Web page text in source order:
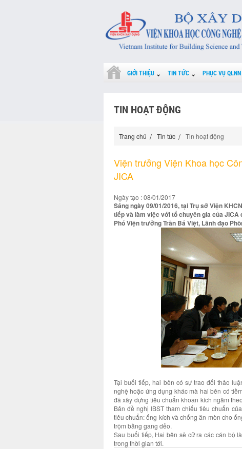
GIỚI THIỆU TIN TỨC PHỤC VỤ QLNN
TIN HOẠT ĐỘNG
Trang chủ Tin tức Tin hoạt động
Viện trưởng Viện Khoa học
JICA
Ngày tạo : 08/01/2017
Sáng ngày 09/01/2016, tại Trụ sở Viện
tiếp và làm việc với tổ chuyên gia của
Phó Viện trưởng Trần Bá Việt, Lãnh đạo
Tại buổi tiếp, hai bên có sự trao đổi thảo
nghệ hoặc ứng dụng khác mà hai bên có
đã xây dựng tiêu chuẩn khoan kích ngầm
Bản đề nghị IBST tham chiếu tiêu chuẩn
tiêu chuẩn: ống kích và chống ăn mòn cho
trộm bằng gang dẻo.
Sau buổi tiếp, Hai bên sẽ cử ra các cán bộ
trong thời gian tới.